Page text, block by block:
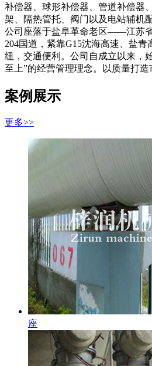
补偿器、球形补偿器、管道补偿器
架、隔热管托、阀门以及电站辅机配
公司座落于盐阜革命老区——江苏
204国道，紧靠G15沈海高速、盐
纽，交通便利。公司自成立以来，
至上”的经营管理理念。以质量打造
案例展示
更多>>
座